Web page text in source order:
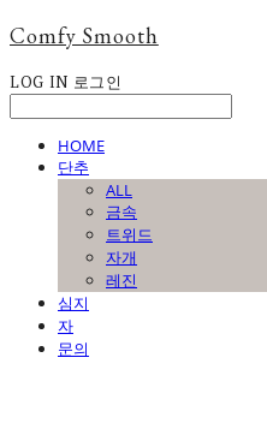
Comfy Smooth
LOG IN 로그인
HOME
단추
ALL
금속
트위드
자개
레진
심지
자
문의